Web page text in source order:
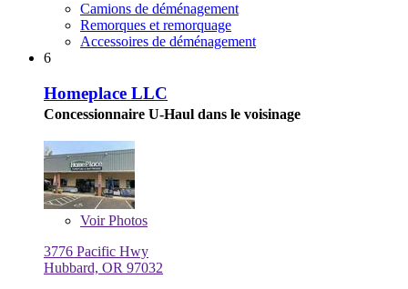
Camions de déménagement
Remorques et remorquage
Accessoires de déménagement
6
Homeplace LLC
Concessionnaire U-Haul dans le voisinage
VoirPhotos
3776 Pacific Hwy
Hubbard, OR 97032